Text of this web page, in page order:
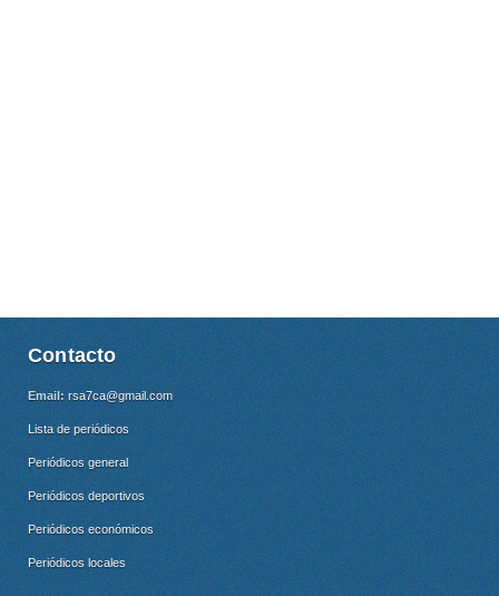
Contacto
Email: rsa7ca@gmail.com
Lista de periódicos
Periódicos general
Periódicos deportivos
Periódicos económicos
Periódicos locales